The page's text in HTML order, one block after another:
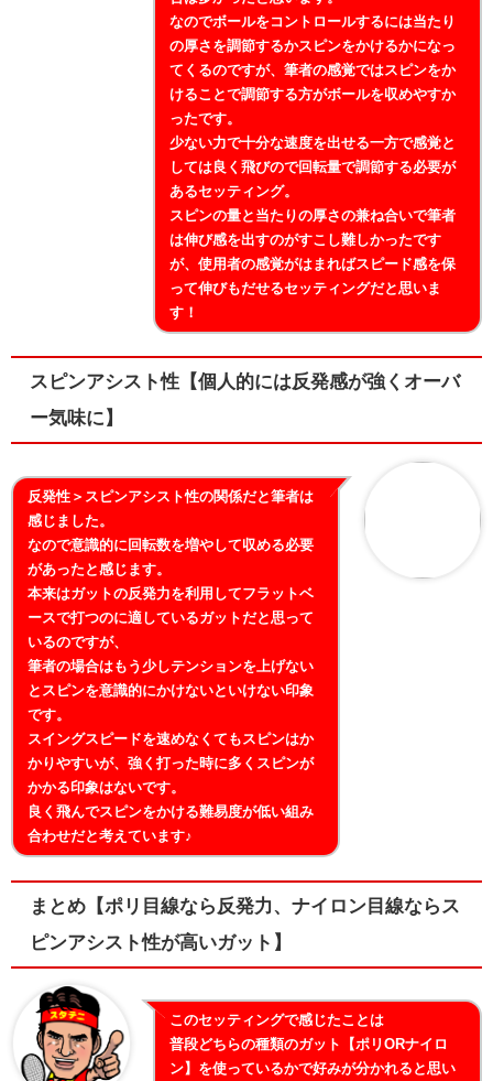
なのでボールをコントロールするには当たり
の厚さを調節するかスピンをかけるかになっ
てくるのですが、筆者の感覚ではスピンをか
けることで調節する方がボールを収めやすか
ったです。
少ない力で十分な速度を出せる一方で感覚と
しては良く飛びので回転量で調節する必要が
あるセッティング。
スピンの量と当たりの厚さの兼ね合いで筆者
は伸び感を出すのがすこし難しかったです
が、使用者の感覚がはまればスピード感を保
って伸びもだせるセッティングだと思いま
す！
スピンアシスト性【個人的には反発感が強くオーバ
ー気味に】
反発性＞スピンアシスト性の関係だと筆者は
感じました。
なので意識的に回転数を増やして収める必要
があったと感じます。
本来はガットの反発力を利用してフラットベ
ースで打つのに適しているガットだと思って
いるのですが、
筆者の場合はもう少しテンションを上げない
とスピンを意識的にかけないといけない印象
です。
スイングスピードを速めなくてもスピンはか
かりやすいが、強く打った時に多くスピンが
かかる印象はないです。
良く飛んでスピンをかける難易度が低い組み
合わせだと考えています♪
まとめ【ポリ目線なら反発力、ナイロン目線ならス
ピンアシスト性が高いガット】
このセッティングで感じたことは
普段どちらの種類のガット【ポリORナイロ
ン】を使っているかで好みが分かれると思い